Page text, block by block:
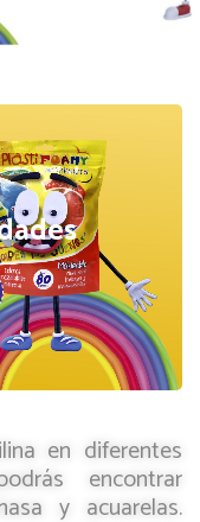
en diferentes
encontrar
y acuarelas.